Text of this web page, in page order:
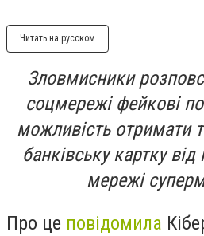
Читать на русском
Зловмисники
соцмережі фейкові
можливість отримати
банківську картку від
мережі
Про це повідомила